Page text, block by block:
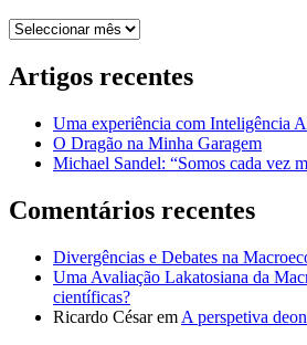
Arquivo
Artigos recentes
Uma experiência com Inteligência
O Dragão na Minha Garagem
Michael Sandel: “Somos cada vez
Comentários recentes
Divergências e Debates na
Uma Avaliação Lakatosiana da
científicas?
Ricardo Césarem A perspetiva